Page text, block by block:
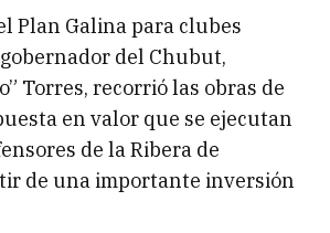
Plan Galina para clubes
del Chubut,
Torres, recorrió las obras de
en valor que se ejecutan
de la Ribera de
de una importante inversión